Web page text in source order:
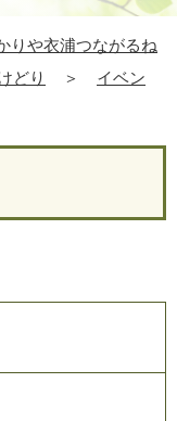
や衣浦つながるね
どり ＞
イベン